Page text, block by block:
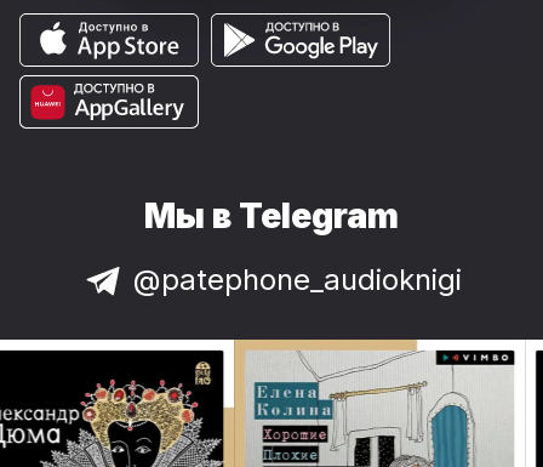
Мы в Telegram
@patephone_audioknigi